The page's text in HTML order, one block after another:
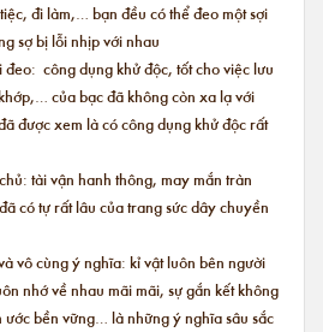
đi làm,… bạn đều có thể đeo một sợi
sợ bị lỗi nhịp với nhau
đeo: công dụng khử độc, tốt cho việc lưu
của bạc đã không còn xa lạ với
được xem là có công dụng khử độc rất
tài vận hanh thông, may mắn tràn
có tự rất lâu của trang sức dây chuyền
vô cùng ý nghĩa: kỉ vật luôn bên người
nhớ về nhau mãi mãi, sự gắn kết không
bền vững… là những ý nghĩa sâu sắc